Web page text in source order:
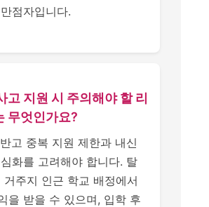
점자입니다.
고 지원 시 주의해야 할 리
무엇인가요?
고 중복 지원 제한과 내신
화를 고려해야 합니다. 탈
거주지 인근 학교 배정에서
을 받을 수 있으며, 입학 후